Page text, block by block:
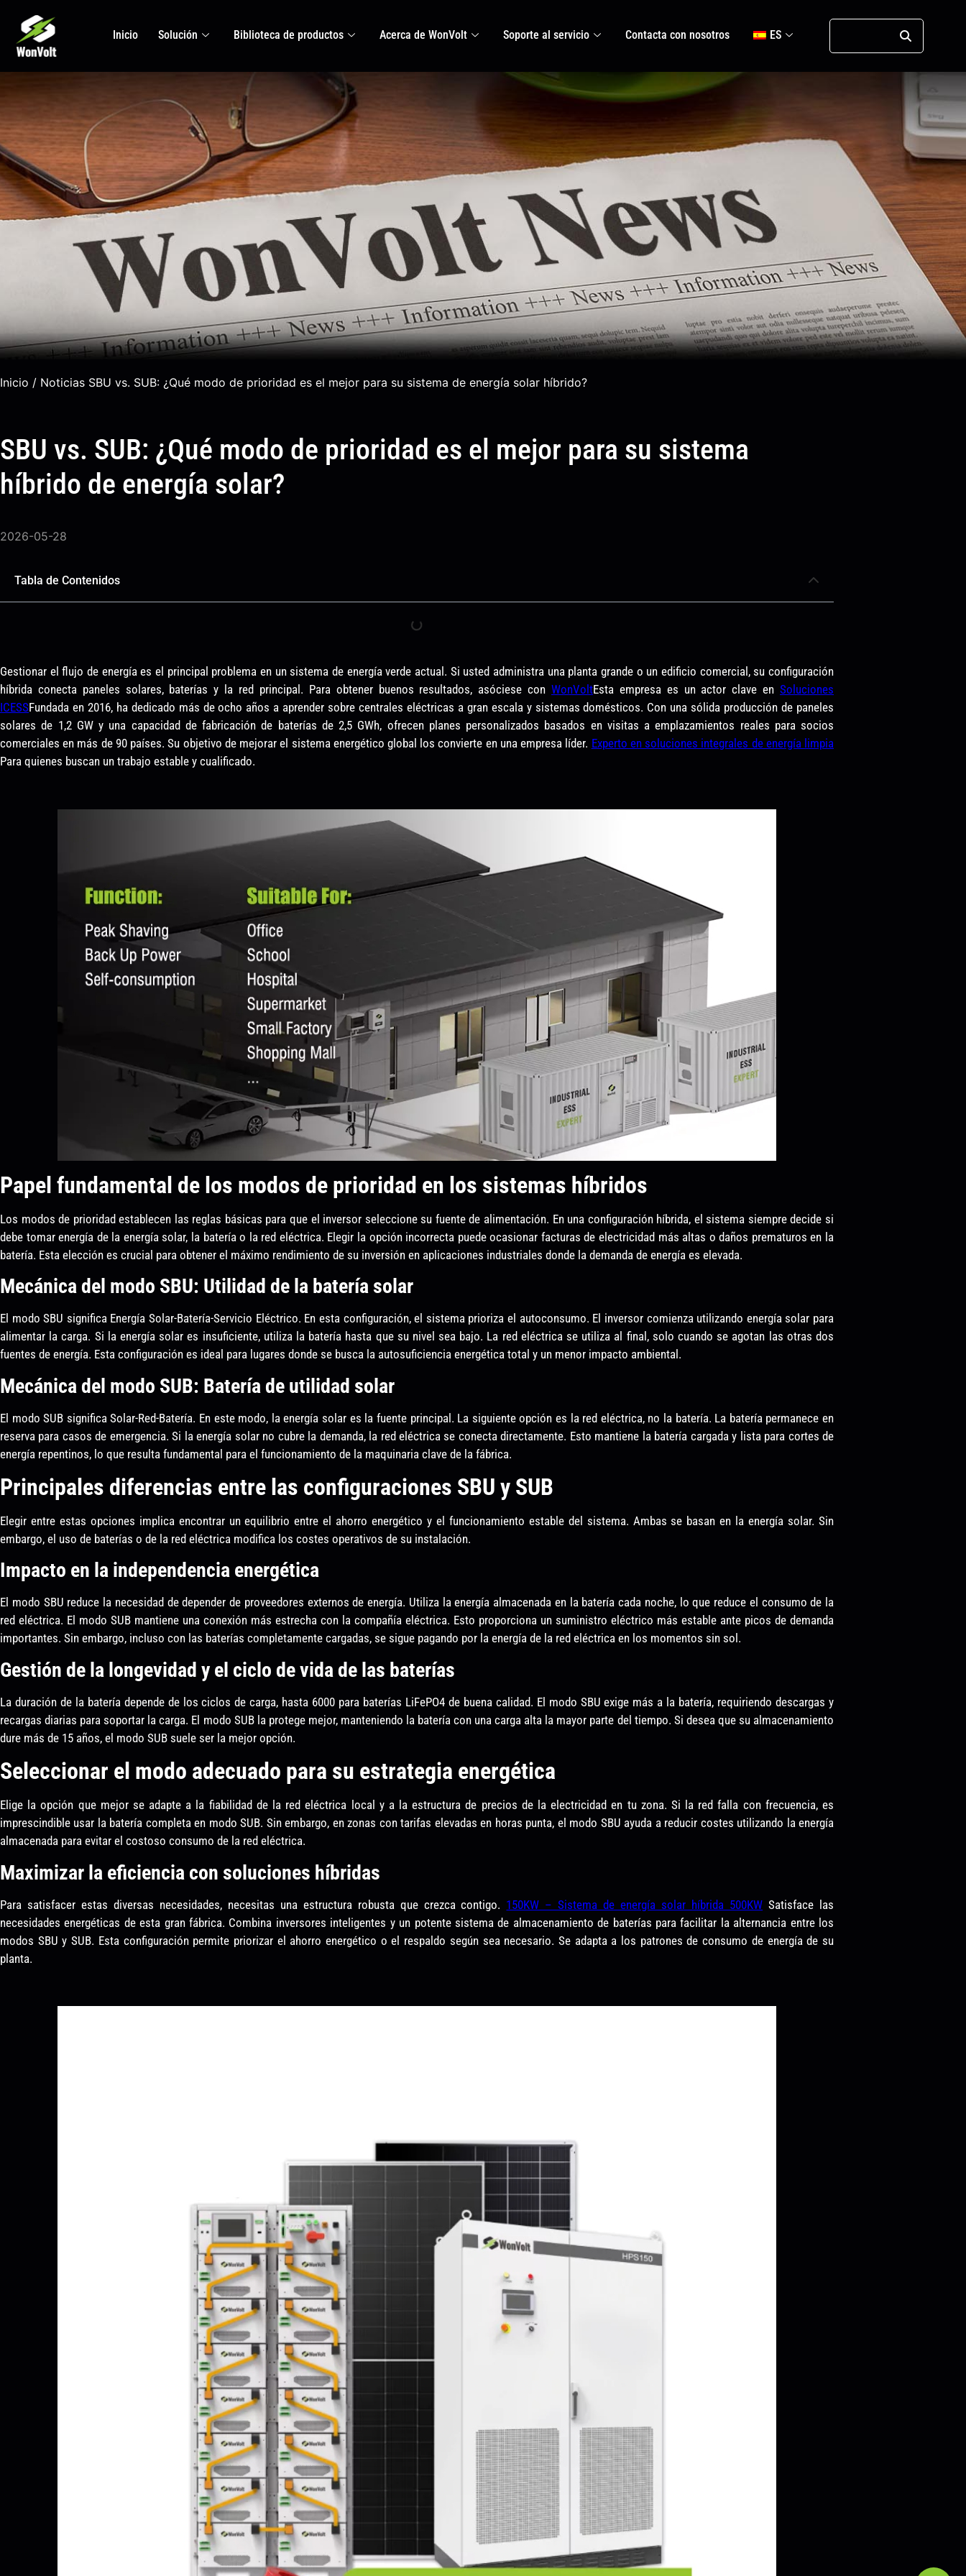
Inicio Solución Biblioteca de productos Acerca de WonVolt Soporte al servicio Contacta con nosotros ES
Inicio / Noticias SBU vs. SUB: ¿Qué modo de prioridad es el mejor para su sistema de energía solar híbrido?
SBU vs. SUB: ¿Qué modo de prioridad es el mejor para su sistema
híbrido de energía solar?
2026-05-28
Tabla de Contenidos
Gestionar el flujo de energía es el principal problema en un sistema de energía verde actual. Si usted administra una planta grande o un edificio comercial, su configuración
híbrida conecta paneles solares, baterías y la red principal. Para obtener buenos resultados, asóciese con WonVoltEsta empresa es un actor clave en Soluciones
ICESSFundada en 2016, ha dedicado más de ocho años a aprender sobre centrales eléctricas a gran escala y sistemas domésticos. Con una sólida producción de paneles
solares de 1,2 GW y una capacidad de fabricación de baterías de 2,5 GWh, ofrecen planes personalizados basados ​​en visitas a emplazamientos reales para socios
comerciales en más de 90 países. Su objetivo de mejorar el sistema energético global los convierte en una empresa líder. Experto en soluciones integrales de energía limpia
Para quienes buscan un trabajo estable y cualificado.
Papel fundamental de los modos de prioridad en los sistemas híbridos
Los modos de prioridad establecen las reglas básicas para que el inversor seleccione su fuente de alimentación. En una configuración híbrida, el sistema siempre decide si
debe tomar energía de la energía solar, la batería o la red eléctrica. Elegir la opción incorrecta puede ocasionar facturas de electricidad más altas o daños prematuros en la
batería. Esta elección es crucial para obtener el máximo rendimiento de su inversión en aplicaciones industriales donde la demanda de energía es elevada.
Mecánica del modo SBU: Utilidad de la batería solar
El modo SBU significa Energía Solar-Batería-Servicio Eléctrico. En esta configuración, el sistema prioriza el autoconsumo. El inversor comienza utilizando energía solar para
alimentar la carga. Si la energía solar es insuficiente, utiliza la batería hasta que su nivel sea bajo. La red eléctrica se utiliza al final, solo cuando se agotan las otras dos
fuentes de energía. Esta configuración es ideal para lugares donde se busca la autosuficiencia energética total y un menor impacto ambiental.
Mecánica del modo SUB: Batería de utilidad solar
El modo SUB significa Solar-Red-Batería. En este modo, la energía solar es la fuente principal. La siguiente opción es la red eléctrica, no la batería. La batería permanece en
reserva para casos de emergencia. Si la energía solar no cubre la demanda, la red eléctrica se conecta directamente. Esto mantiene la batería cargada y lista para cortes de
energía repentinos, lo que resulta fundamental para el funcionamiento de la maquinaria clave de la fábrica.
Principales diferencias entre las configuraciones SBU y SUB
Elegir entre estas opciones implica encontrar un equilibrio entre el ahorro energético y el funcionamiento estable del sistema. Ambas se basan en la energía solar. Sin
embargo, el uso de baterías o de la red eléctrica modifica los costes operativos de su instalación.
Impacto en la independencia energética
El modo SBU reduce la necesidad de depender de proveedores externos de energía. Utiliza la energía almacenada en la batería cada noche, lo que reduce el consumo de la
red eléctrica. El modo SUB mantiene una conexión más estrecha con la compañía eléctrica. Esto proporciona un suministro eléctrico más estable ante picos de demanda
importantes. Sin embargo, incluso con las baterías completamente cargadas, se sigue pagando por la energía de la red eléctrica en los momentos sin sol.
Gestión de la longevidad y el ciclo de vida de las baterías
La duración de la batería depende de los ciclos de carga, hasta 6000 para baterías LiFePO4 de buena calidad. El modo SBU exige más a la batería, requiriendo descargas y
recargas diarias para soportar la carga. El modo SUB la protege mejor, manteniendo la batería con una carga alta la mayor parte del tiempo. Si desea que su almacenamiento
dure más de 15 años, el modo SUB suele ser la mejor opción.
Seleccionar el modo adecuado para su estrategia energética
Elige la opción que mejor se adapte a la fiabilidad de la red eléctrica local y a la estructura de precios de la electricidad en tu zona. Si la red falla con frecuencia, es
imprescindible usar la batería completa en modo SUB. Sin embargo, en zonas con tarifas elevadas en horas punta, el modo SBU ayuda a reducir costes utilizando la energía
almacenada para evitar el costoso consumo de la red eléctrica.
Maximizar la eficiencia con soluciones híbridas
Para satisfacer estas diversas necesidades, necesitas una estructura robusta que crezca contigo. 150KW – Sistema de energía solar híbrida 500KW Satisface las
necesidades energéticas de esta gran fábrica. Combina inversores inteligentes y un potente sistema de almacenamiento de baterías para facilitar la alternancia entre los
modos SBU y SUB. Esta configuración permite priorizar el ahorro energético o el respaldo según sea necesario. Se adapta a los patrones de consumo de energía de su
planta.